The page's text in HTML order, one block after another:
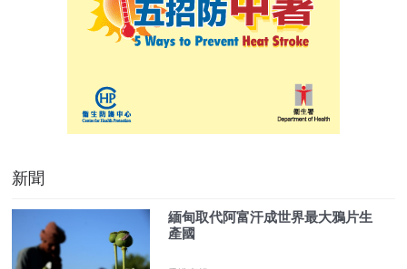
新聞
緬甸取代阿富汗成世界最大鴉片生
產國